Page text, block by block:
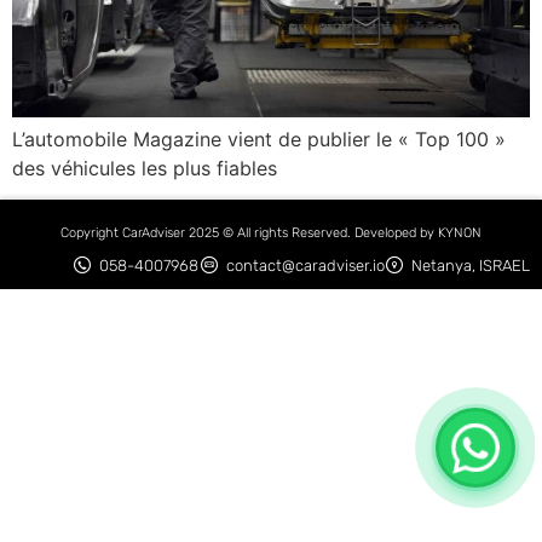
L’automobile Magazine vient de publier le « Top 100 »
des véhicules les plus fiables
Copyright CarAdviser 2025 © All rights Reserved. Developed by KYNON
058-4007968 contact@caradviser.io Netanya, ISRAEL